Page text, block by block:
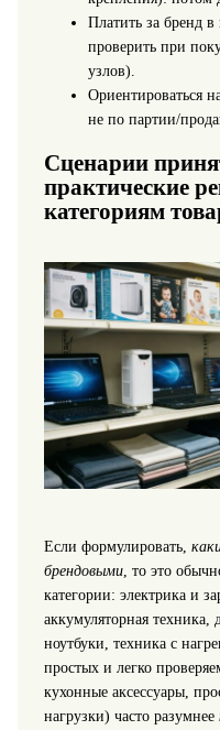
Платить за бренд в
проверить при
узлов).
Ориентироваться
не по партии/
Сценарии
практические
категориям
Если формулировать,
брендовыми, то это
категории: электрика и
аккумуляторная техника,
ноутбуки, техника с
простых и легко
кухонные аксессуары,
нагрузки) часто разумнее